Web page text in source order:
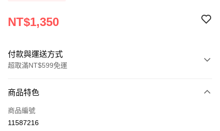
NT$1,350
付款與運送方式
超取滿NT$599免運
信用卡一次付款
超商取貨付款
商品特色
商品編號
11587216